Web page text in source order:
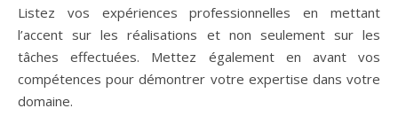
Listez vos expériences professionnelles en mettant
l’accent sur les réalisations et non seulement sur les
tâches effectuées. Mettez également en avant vos
compétences pour démontrer votre expertise dans votre
domaine.